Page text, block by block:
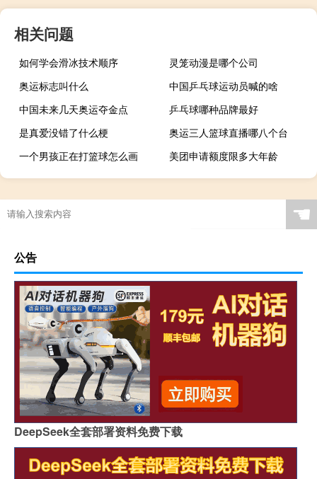
相关问题
如何学会滑冰技术顺序
灵笼动漫是哪个公司
奥运标志叫什么
中国乒乓球运动员喊的啥
中国未来几天奥运夺金点
乒乓球哪种品牌最好
是真爱没错了什么梗
奥运三人篮球直播哪八个台
一个男孩正在打篮球怎么画
美团申请额度限多大年龄
☚
公告
DeepSeek全套部署资料免费下载